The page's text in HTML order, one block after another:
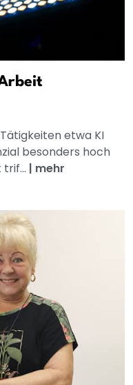
etwa KI
besonders hoch
| mehr